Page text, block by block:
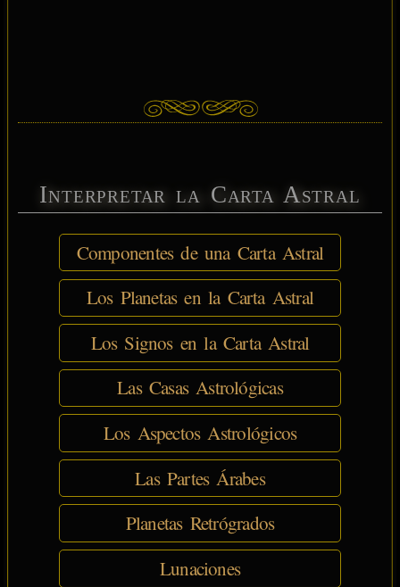
Interpretar la Carta Astral
Componentes de una Carta Astral
Los Planetas en la Carta Astral
Los Signos en la Carta Astral
Las Casas Astrológicas
Los Aspectos Astrológicos
Las Partes Árabes
Planetas Retrógrados
Lunaciones